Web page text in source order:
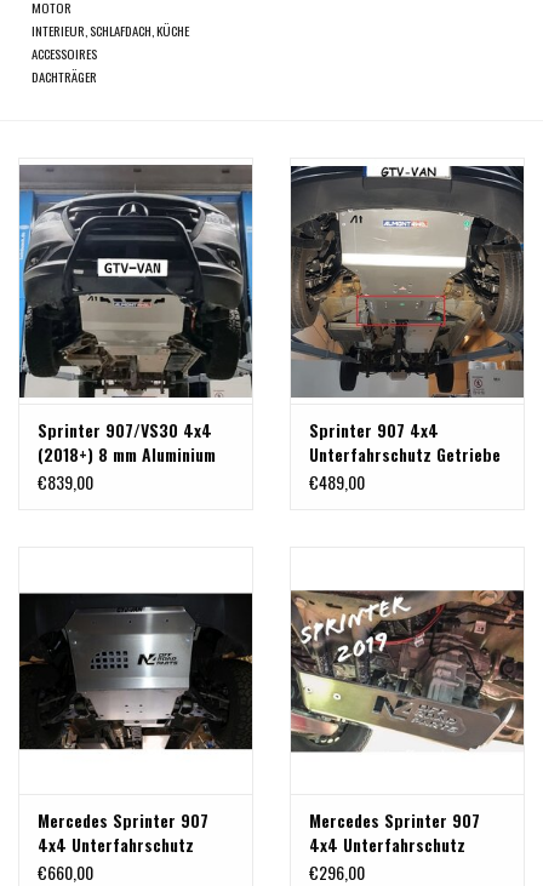
MOTOR
INTERIEUR, SCHLAFDACH, KÜCHE
ACCESSOIRES
DACHTRÄGER
Sprinter 907/VS30 4x4
(2018+) 8 mm Aluminium
Unterfahrschutz für
€839,00
Sprinter 907 4x4
Unterfahrschutz Getriebe
und Verteilergetriebe Alu
€489,00
Mercedes Sprinter 907
4x4 Unterfahrschutz
Motor Alu 8 mm
€660,00
Mercedes Sprinter 907
4x4 Unterfahrschutz
Verteilergetriebe Alu 8
€296,00